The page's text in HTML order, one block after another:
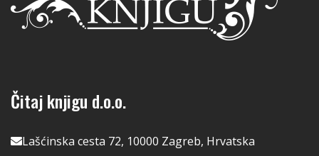
Čitaj knjigu d.o.o.
Lašćinska cesta 72, 10000 Zagreb, Hrvatska